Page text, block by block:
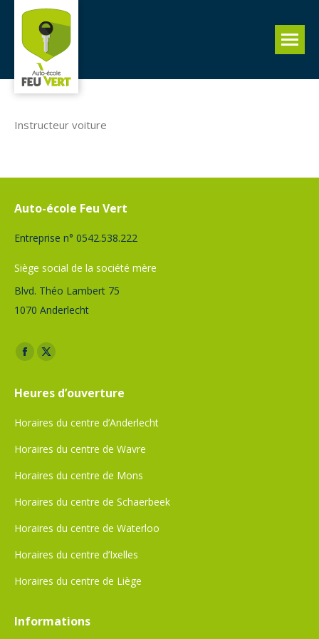
Instructeur voiture
Auto-école Feu Vert
Entreprise n° 0542.538.222
Siège social de la société mère
Blvd. Théo Lambert 75
1070 Anderlecht
Trouvez nous sur :
Facebook
opens
window
X
opens
window
Heures d’ouverture
Horaires du centre d’Anderlecht
Horaires du centre de Wavre
Horaires du centre de Mons
Horaires du centre de Schaerbeek
Horaires du centre de Waterloo
Horaires du centre d’Ixelles
Horaires du centre de Liège
Informations